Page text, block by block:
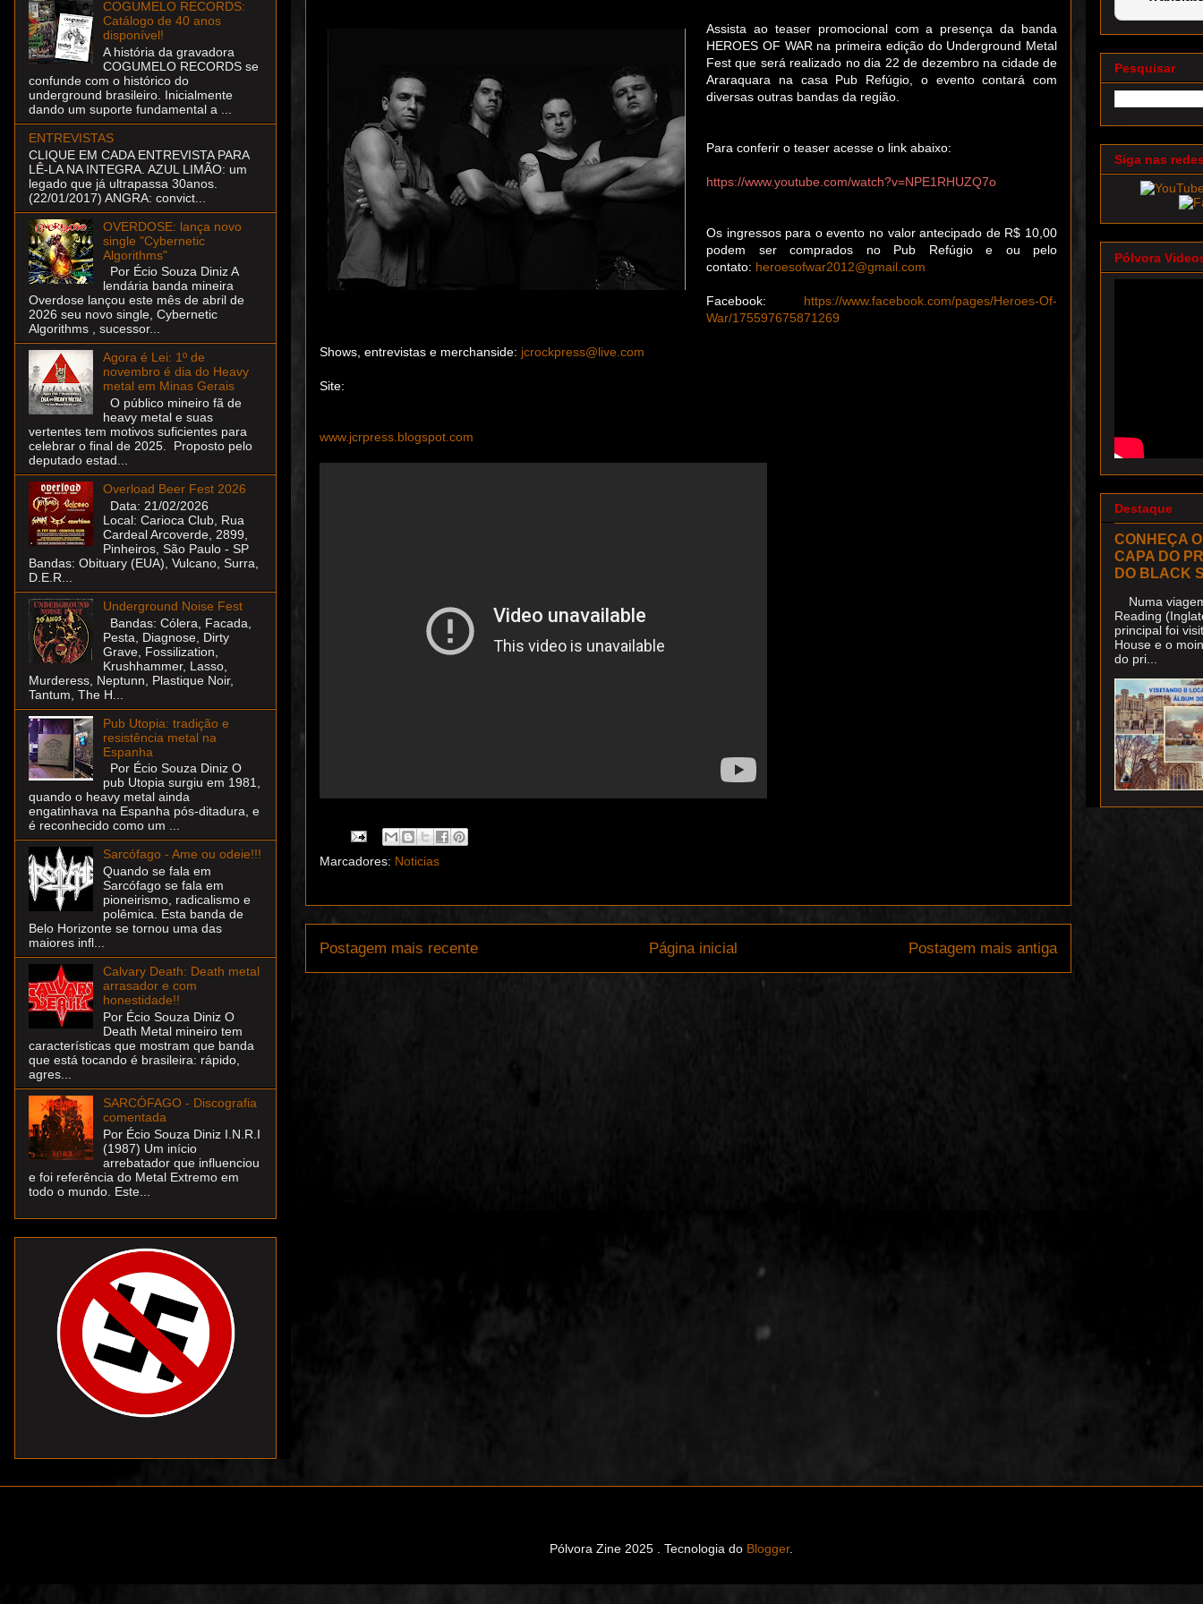
Assista ao teaser promocional com a presença da banda
HEROES OF WAR na primeira edição do Underground Metal
Fest que será realizado no dia 22 de dezembro na cidade de
Araraquara na casa Pub Refúgio, o evento contará com
diversas outras bandas da região.
Para conferir o teaser acesse o link abaixo:
https://www.youtube.com/watch?v=NPE1RHUZQ7o
Os ingressos para o evento no valor antecipado de R$ 10,00
podem ser comprados no Pub Refúgio e ou pelo
contato: heroesofwar2012@gmail.com
Facebook: https://www.facebook.com/pages/Heroes-Of-
War/175597675871269
Shows, entrevistas e merchanside: jcrockpress@live.com
Site:
www.jcrpress.blogspot.com
Marcadores: Noticias
Postagem mais recente Postagem mais antiga
Página inicial
COGUMELO RECORDS:
Catálogo de 40 anos
disponível!
A história da gravadora
COGUMELO RECORDS se
confunde com o histórico do
underground brasileiro. Inicialmente
dando um suporte fundamental a ...
ENTREVISTAS
CLIQUE EM CADA ENTREVISTA PARA
LÊ-LA NA INTEGRA. AZUL LIMÃO: um
legado que já ultrapassa 30anos.
(22/01/2017) ANGRA: convict...
OVERDOSE: lança novo
single "Cybernetic
Algorithms"
Por Écio Souza Diniz A
lendária banda mineira
Overdose lançou este mês de abril de
2026 seu novo single, Cybernetic
Algorithms , sucessor...
Agora é Lei: 1º de
novembro é dia do Heavy
metal em Minas Gerais
O público mineiro fã de
heavy metal e suas
vertentes tem motivos suficientes para
celebrar o final de 2025. Proposto pelo
deputado estad...
Overload Beer Fest 2026
Data: 21/02/2026
Local: Carioca Club, Rua
Cardeal Arcoverde, 2899,
Pinheiros, São Paulo - SP
Bandas: Obituary (EUA), Vulcano, Surra,
D.E.R...
Underground Noise Fest
Bandas: Cólera, Facada,
Pesta, Diagnose, Dirty
Grave, Fossilization,
Krushhammer, Lasso,
Murderess, Neptunn, Plastique Noir,
Tantum, The H...
Pub Utopia: tradição e
resistência metal na
Espanha
Por Écio Souza Diniz O
pub Utopia surgiu em 1981,
quando o heavy metal ainda
engatinhava na Espanha pós-ditadura, e
é reconhecido como um ...
Sarcófago - Ame ou odeie!!!
Quando se fala em
Sarcófago se fala em
pioneirismo, radicalismo e
polêmica. Esta banda de
Belo Horizonte se tornou uma das
maiores infl...
Calvary Death: Death metal
arrasador e com
honestidade!!
Por Écio Souza Diniz O
Death Metal mineiro tem
características que mostram que banda
que está tocando é brasileira: rápido,
agres...
SARCÓFAGO - Discografia
comentada
Por Écio Souza Diniz I.N.R.I
(1987) Um início
arrebatador que influenciou
e foi referência do Metal Extremo em
todo o mundo. Este...
Pesquisar
Siga nas
Pólvora
Destaque
CONHEÇA
CAPA DO
DO BLACK
Numa
Reading
principal foi
House e o
do pri...
Pólvora Zine 2025 . Tecnologia do Blogger.